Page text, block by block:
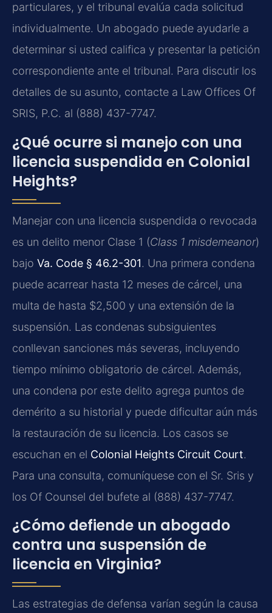
particulares, y el tribunal evalúa cada solicitud
individualmente. Un abogado puede ayudarle a
determinar si usted califica y presentar la petición
correspondiente ante el tribunal. Para discutir los
detalles de su asunto, contacte a Law Offices Of
SRIS, P.C. al (888) 437-7747.
¿Qué ocurre si manejo con una
licencia suspendida en Colonial
Heights?
Manejar con una licencia suspendida o revocada
es un delito menor Clase 1 (Class 1 misdemeanor)
bajo Va. Code § 46.2-301. Una primera condena
puede acarrear hasta 12 meses de cárcel, una
multa de hasta $2,500 y una extensión de la
suspensión. Las condenas subsiguientes
conllevan sanciones más severas, incluyendo
tiempo mínimo obligatorio de cárcel. Además,
una condena por este delito agrega puntos de
demérito a su historial y puede dificultar aún más
la restauración de su licencia. Los casos se
escuchan en el Colonial Heights Circuit Court.
Para una consulta, comuníquese con el Sr. Sris y
los Of Counsel del bufete al (888) 437-7747.
¿Cómo defiende un abogado
contra una suspensión de
licencia en Virginia?
Las estrategias de defensa varían según la causa